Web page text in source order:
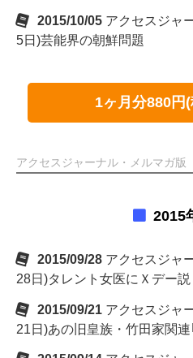
2015/10/05 アクセスジャ
5日)芸能界の朝鮮問題
1ヶ月分880円
アクセスジャーナル・メルマガ版
2015
2015/09/28 アクセスジャ
28日)タレント女医にＸデー説
2015/09/21 アクセスジャ
21日)あの旧皇族・竹田家関